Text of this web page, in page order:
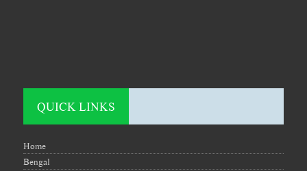
QUICK LINKS
Home
Bengal